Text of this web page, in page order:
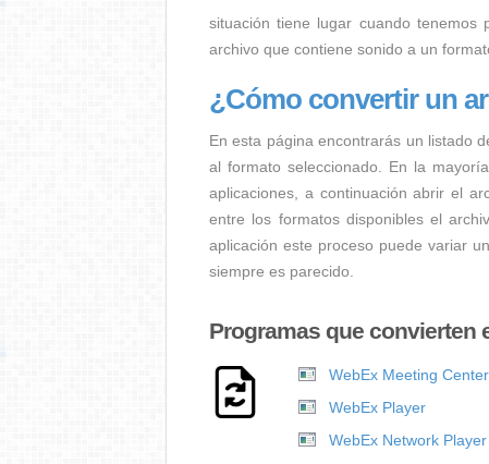
situación tiene lugar cuando
archivo que contiene sonido a un
¿Cómo convertir un
En esta página encontrarás un listado
al formato seleccionado. En la
aplicaciones, a continuación abrir el
entre los formatos disponibles el
aplicación este proceso puede variar
siempre es parecido.
Programas que convierten
WebEx Meeting Center
WebEx Player
WebEx Network